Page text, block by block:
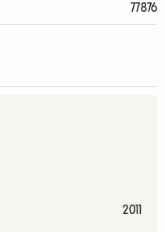
77876
2011